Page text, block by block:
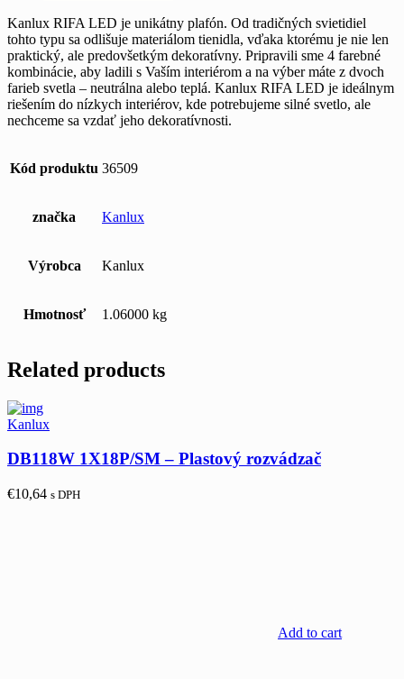
Kanlux RIFA LED je unikátny plafón. Od tradičných svietidiel
tohto typu sa odlišuje materiálom tienidla, vďaka ktorému je nie len
praktický, ale predovšetkým dekoratívny. Pripravili sme 4 farebné
kombinácie, aby ladili s Vaším interiérom a na výber máte z dvoch
farieb svetla – neutrálna alebo teplá. Kanlux RIFA LED je ideálnym
riešením do nízkych interiérov, kde potrebujeme silné svetlo, ale
nechceme sa vzdať jeho dekoratívnosti.
Kód produktu 36509
značka Kanlux
Výrobca Kanlux
Hmotnosť 1.06000 kg
Related products
Kanlux
DB118W 1X18P/SM – Plastový rozvádzač
€10,64 s DPH
Add to cart